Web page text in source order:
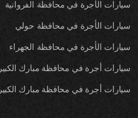
سيارات الأجرة في محافظة الفروانية
سيارات الأجرة في محافظة حولي
سيارات الأجرة في محافظة الجهراء
سيارات أجرة في محافظة مبارك الكبير
سيارات أجرة في محافظة مبارك الكبير